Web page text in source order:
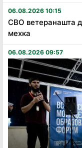
06.08.2026 10:15
СВО ветеранашта
мехка
06.08.2026 09:57